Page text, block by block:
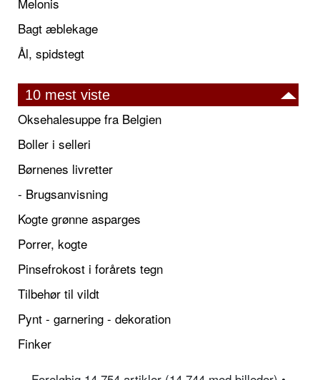
Bagt æblekage
Ål, spidstegt
10 mest viste
Oksehalesuppe fra Belgien
Boller i selleri
Børnenes livretter
- Brugsanvisning
Kogte grønne asparges
Porrer, kogte
Pinsefrokost i forårets tegn
Tilbehør til vildt
Pynt - garnering - dekoration
Finker